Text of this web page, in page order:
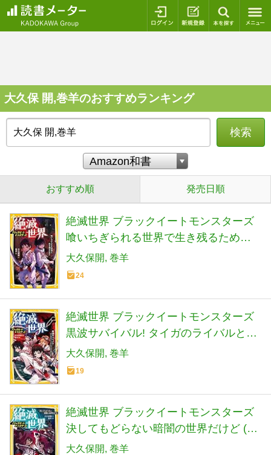
ログイン 新規登録
大久保 開,巻羊のおすすめランキング
検索
おすすめ順 発売日順
絶滅世界 ブラックイートモンスターズ
喰いちぎられる世界で生き残るために
(集英社みらい文庫)
大久保開 巻羊
24
絶滅世界 ブラックイートモンスターズ
黒波サバイバル! タイガのライバルとタ
ツキのあこがれ (集英社みらい文庫)
大久保開 巻羊
19
絶滅世界 ブラックイートモンスターズ
決してもどらない暗闇の世界だけど (集
英社みらい文庫)
大久保開 巻羊